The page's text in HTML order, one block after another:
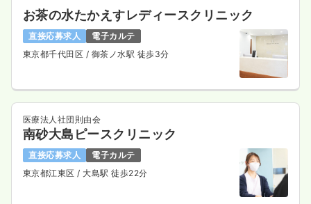
お茶の水たかえすレディースクリニック
直接応募求人
電子カルテ
東京都千代田区 / 御茶ノ水駅 徒歩3分
医療法人社団則由会
南砂大島ピースクリニック
直接応募求人
電子カルテ
東京都江東区/ 大島駅 徒歩22分